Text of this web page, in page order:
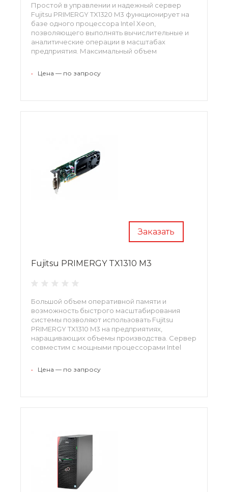
Простой в управлении и надежный сервер
Fujitsu PRIMERGY TX1320 M3 функционирует на
базе одного процессора Intel Xeon,
позволяющего выполнять вычислительные и
аналитические операции в масштабах
предприятия. Максимальный объем
малого или среднего форм-фактора.
• Цена — по запросу
Заказать
Fujitsu PRIMERGY TX1310 M3
Большой объем оперативной памяти и
возможность быстрого масштабирования
системы позволяют использовать Fujitsu
PRIMERGY TX1310 M3 на предприятиях,
наращивающих объемы производства. Сервер
совместим с мощными процессорами Intel
платформой осуществляется с помощью
• Цена — по запросу